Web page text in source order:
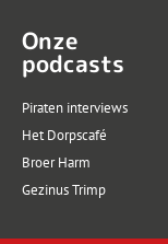
Onze
podcasts
Piraten interviews
Het Dorpscafé
Broer Harm
Gezinus Trimp